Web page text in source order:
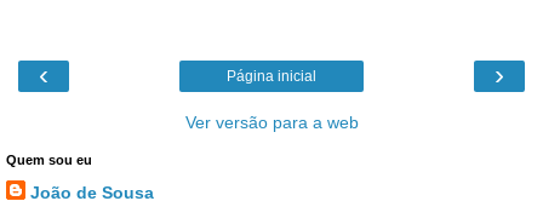
‹ ›
Página inicial
Ver versão para a web
Quem sou eu
João de Sousa